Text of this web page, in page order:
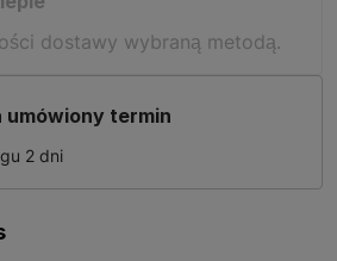
dostawy wybraną metodą.
umówiony termin
2 dni